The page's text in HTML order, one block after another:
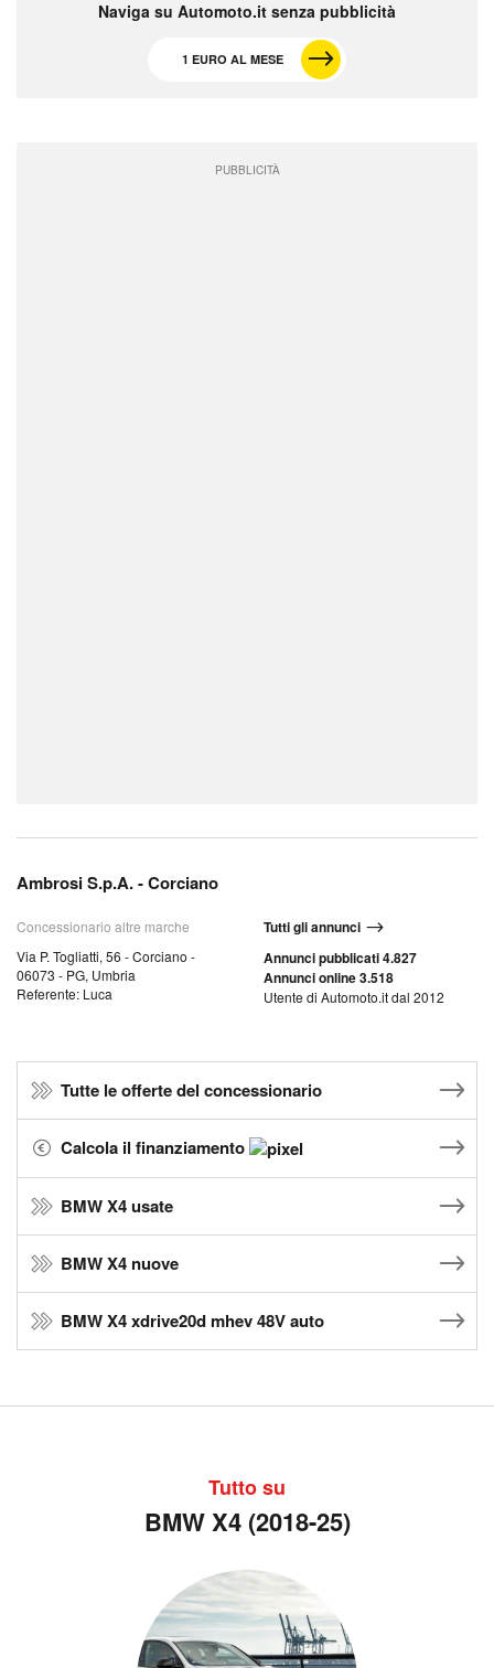
Naviga su Automoto.it senza pubblicità
1 EURO AL MESE
PUBBLICITÀ
Ambrosi S.p.A. - Corciano
Concessionario altre marche
Via P. Togliatti, 56 - Corciano -
06073 - PG, Umbria
Referente: Luca
Tutti gli annunci
Annunci pubblicati 4.827
Annunci online 3.518
Utente di Automoto.it dal 2012
Tutte le offerte del concessionario
Calcola il finanziamento
BMW X4 usate
BMW X4 nuove
BMW X4 xdrive20d mhev 48V auto
Tutto su
BMW X4 (2018-25)